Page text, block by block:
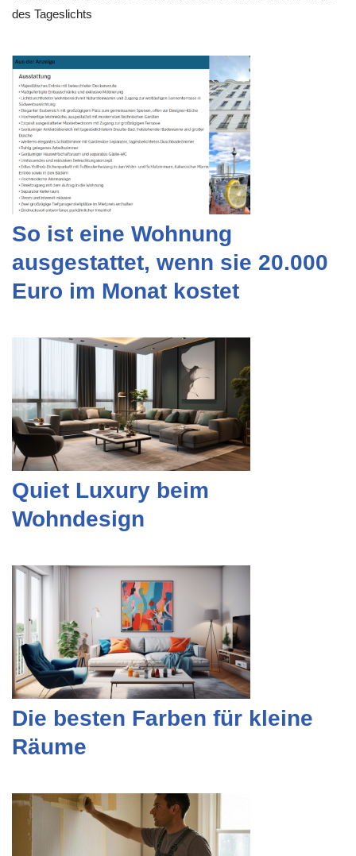
des Tageslichts
So ist eine Wohnung
ausgestattet, wenn sie 20.000
Euro im Monat kostet
Quiet Luxury beim
Wohndesign
Die besten Farben für kleine
Räume